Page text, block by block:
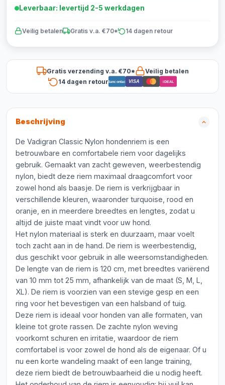
Leverbaar: levertijd 2-5 werkdagen
Veilig betalen Gratis v.a. €70* 14 dagen retour
Gratis verzending v.a. €70*
Veilig betalen
14 dagen retourBancontact VISA iDEAL
Beschrijving
De Vadigran Classic Nylon hondenriem is een
betrouwbare en comfortabele riem voor dagelijks
gebruik. Gemaakt van zacht geweven, weerbestendig
nylon, biedt deze riem maximaal draagcomfort voor
zowel hond als baasje. De riem is verkrijgbaar in
verschillende kleuren, waaronder turquoise, rood en
oranje, en in meerdere breedtes en lengtes, zodat u
altijd de juiste maat vindt voor uw hond.
Het nylon materiaal is sterk en duurzaam, maar voelt
toch zacht aan in de hand. De riem is weerbestendig,
dus geschikt voor gebruik in alle weersomstandigheden.
De lengte van de riem is 120 cm, met breedtes variërend
van 10 mm tot 25 mm, afhankelijk van de maat (S, M, L,
XL). De riem is voorzien van een stevige gesp en een
ring voor het bevestigen van een halsband of tuig.
Deze riem is ideaal voor honden van alle formaten, van
kleine tot grote rassen. De zachte nylon weving
voorkomt schuren en irritatie, waardoor de riem
comfortabel is voor zowel de hond als de eigenaar. Of u
nu een korte wandeling maakt of een lange training,
deze riem biedt de betrouwbaarheid die u nodig heeft.